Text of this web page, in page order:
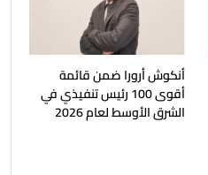
أنكوش أرورا ضمن قائمة
أقوى 100 رئيس تنفيذي في
الشرق الأوسط لعام 2026